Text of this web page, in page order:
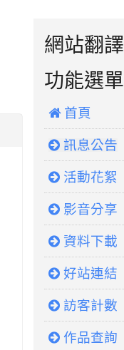
網站翻譯
功能選單
 首頁
訊息公告
活動花絮
影音分享
資料下載
好站連結
訪客計數
作品查詢